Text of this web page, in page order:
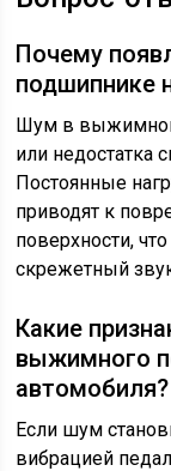
Почему
подшипнике
Шум в выжимном
или недостатка
Постоянные
приводят к
поверхности,
скрежетный
Какие
выжимного
автомобиля?
Если шум
вибрацией